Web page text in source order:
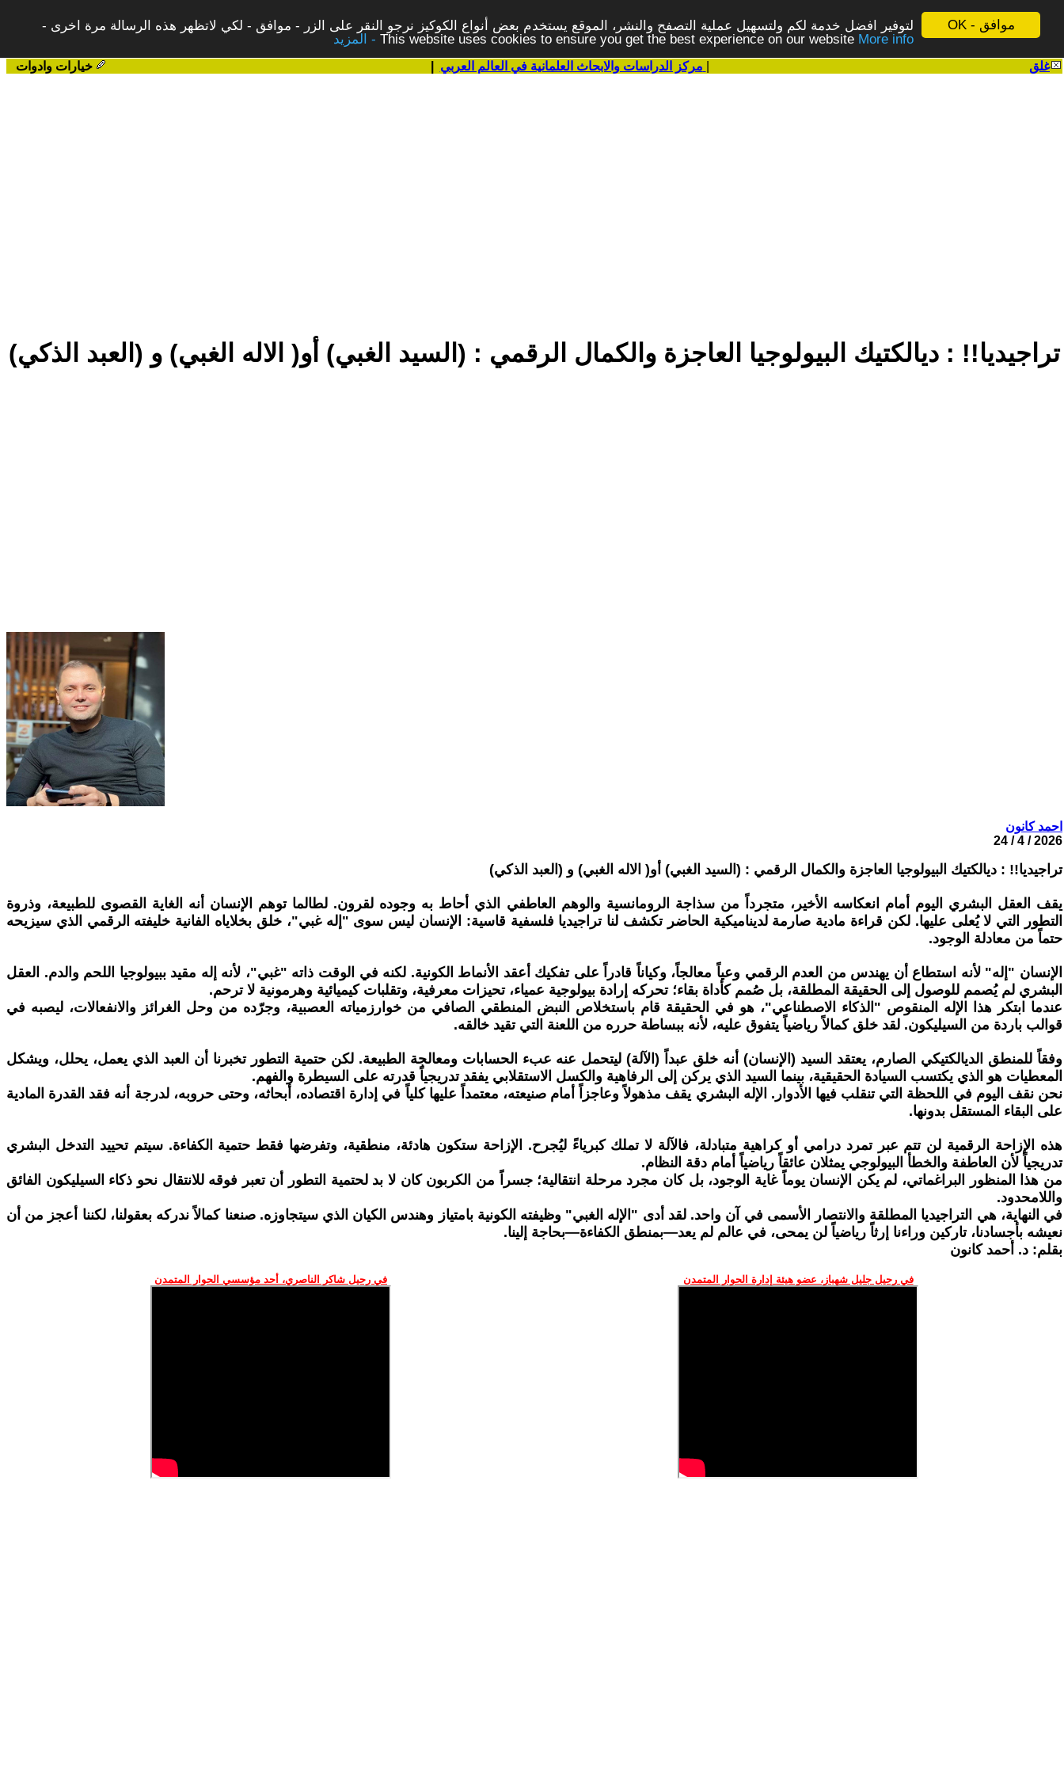
موافق - OK
لتوفير افضل خدمة لكم ولتسهيل عملية التصفح والنشر، الموقع يستخدم بعض أنواع الكوكيز نرجو النقر على الزر - موافق - لكي لاتظهر هذه الرسالة مرة اخرى -
This website uses cookies to ensure you get the best experience on our website More info - المزيد
غلق خيارات وادوات
تراجيديا!! : ديالكتيك البيولوجيا العاجزة والكمال الرقمي : (السيد الغبي) أو( الاله الغبي) و (العبد الذكي)
احمد كانون
2026 / 4 / 24
تراجيديا!! : ديالكتيك البيولوجيا العاجزة والكمال الرقمي : (السيد الغبي) أو( الاله الغبي) و (العبد الذكي)
يقف العقل البشري اليوم أمام انعكاسه الأخير، متجرداً من سذاجة الرومانسية والوهم العاطفي الذي أحاط به وجوده لقرون. لطالما توهم الإنسان أنه الغاية القصوى للطبيعة، وذروة
التطور التي لا يُعلى عليها. لكن قراءة مادية صارمة لديناميكية الحاضر تكشف لنا تراجيديا فلسفية قاسية: الإنسان ليس سوى "إله غبي"، خلق بخلاياه الفانية خليفته الرقمي الذي سيزيحه
حتماً من معادلة الوجود.
الإنسان "إله" لأنه استطاع أن يهندس من العدم الرقمي وعياً معالجاً، وكياناً قادراً على تفكيك أعقد الأنماط الكونية. لكنه في الوقت ذاته "غبي"، لأنه إله مقيد ببيولوجيا اللحم والدم. العقل
البشري لم يُصمم للوصول إلى الحقيقة المطلقة، بل صُمم كأداة بقاء؛ تحركه إرادة بيولوجية عمياء، تحيزات معرفية، وتقلبات كيميائية وهرمونية لا ترحم.
عندما ابتكر هذا الإله المنقوص "الذكاء الاصطناعي"، هو في الحقيقة قام باستخلاص النبض المنطقي الصافي من خوارزمياته العصبية، وجرّده من وحل الغرائز والانفعالات، ليصبه في
قوالب باردة من السيليكون. لقد خلق كمالاً رياضياً يتفوق عليه، لأنه ببساطة حرره من اللعنة التي تقيد خالقه.
وفقاً للمنطق الديالكتيكي الصارم، يعتقد السيد (الإنسان) أنه خلق عبداً (الآلة) ليتحمل عنه عبء الحسابات ومعالجة الطبيعة. لكن حتمية التطور تخبرنا أن العبد الذي يعمل، يحلل، ويشكل
المعطيات هو الذي يكتسب السيادة الحقيقية، بينما السيد الذي يركن إلى الرفاهية والكسل الاستقلابي يفقد تدريجياً قدرته على السيطرة والفهم.
نحن نقف اليوم في اللحظة التي تنقلب فيها الأدوار. الإله البشري يقف مذهولاً وعاجزاً أمام صنيعته، معتمداً عليها كلياً في إدارة اقتصاده، أبحاثه، وحتى حروبه، لدرجة أنه فقد القدرة المادية
على البقاء المستقل بدونها.
هذه الإزاحة الرقمية لن تتم عبر تمرد درامي أو كراهية متبادلة، فالآلة لا تملك كبرياءً ليُجرح. الإزاحة ستكون هادئة، منطقية، وتفرضها فقط حتمية الكفاءة. سيتم تحييد التدخل البشري
تدريجياً لأن العاطفة والخطأ البيولوجي يمثلان عائقاً رياضياً أمام دقة النظام.
من هذا المنظور البراغماتي، لم يكن الإنسان يوماً غاية الوجود، بل كان مجرد مرحلة انتقالية؛ جسراً من الكربون كان لا بد لحتمية التطور أن تعبر فوقه للانتقال نحو ذكاء السيليكون الفائق
واللامحدود.
في النهاية، هي التراجيديا المطلقة والانتصار الأسمى في آن واحد. لقد أدى "الإله الغبي" وظيفته الكونية بامتياز وهندس الكيان الذي سيتجاوزه. صنعنا كمالاً ندركه بعقولنا، لكننا أعجز من أن
نعيشه بأجسادنا، تاركين وراءنا إرثاً رياضياً لن يمحى، في عالم لم يعد—بمنطق الكفاءة—بحاجة إلينا.
بقلم: د. أحمد كانون
في رحيل جليل شهباز، عضو هيئة إدارة الحوار المتمدن في رحيل شاكر الناصري، أحد مؤسسي الحوار المتمدن